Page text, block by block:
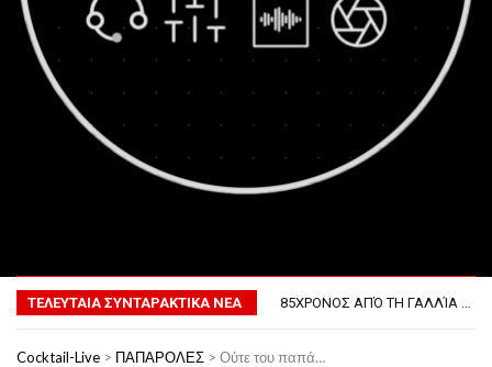
ΤΕΛΕΥΤΑΙΑ ΣΥΝΤΑΡΑΚΤΙΚΑ ΝΕΑ
ΦΟΒΕΡΆ ΔΏΡΑ ΓΙΑ ΤΟ ΕΠΌΜΕΝΟ ΔΕΚΑΉΜΕΡΟ!
85ΧΡΟΝΟΣ ΑΠΌ ΤΗ ΓΑΛΛΊΑ ΛΌΓΩ GPS ΚΑΤΈΛΗΞΕ ΣΤΗΝ… ΚΡΟΑΤΊΑ!
Cocktail-Live > ΠΑΠΑΡΟΛΕΣ > Ούτε του παπά…